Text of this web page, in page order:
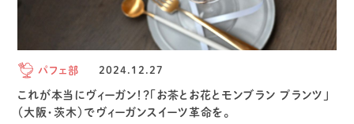
パフェ部 2024.12.27
これが本当にヴィーガン！？「お茶とお花とモンブラン プランツ」
（大阪・茨木）でヴィーガンスイーツ革命を。